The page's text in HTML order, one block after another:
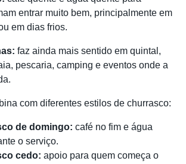
entrar muito bem, principalmente em
em dias frios.
faz ainda mais sentido em quintal,
pescaria, camping e eventos onde a
com diferentes estilos de churrasco:
de domingo: café no fim e água
o serviço.
cedo: apoio para quem começa o